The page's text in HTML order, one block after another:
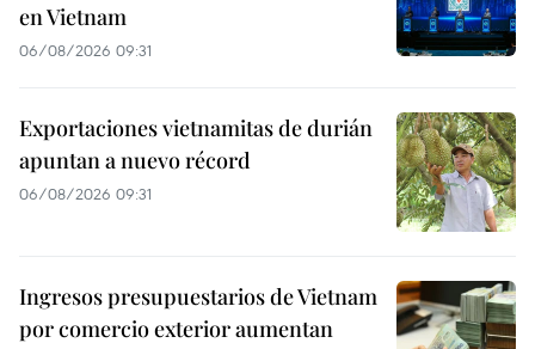
en Vietnam
06/08/2026 09:31
Exportaciones vietnamitas de durián
apuntan a nuevo récord
06/08/2026 09:31
Ingresos presupuestarios de Vietnam
por comercio exterior aumentan